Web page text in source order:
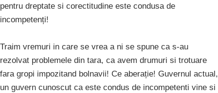
pentru dreptate si corectitudine este condusa de
incompetenți!
Traim vremuri in care se vrea a ni se spune ca s-au
rezolvat problemele din tara, ca avem drumuri si trotuare
fara gropi impozitand bolnavii! Ce aberație! Guvernul actual,
un guvern cunoscut ca este condus de incompetenti vine si